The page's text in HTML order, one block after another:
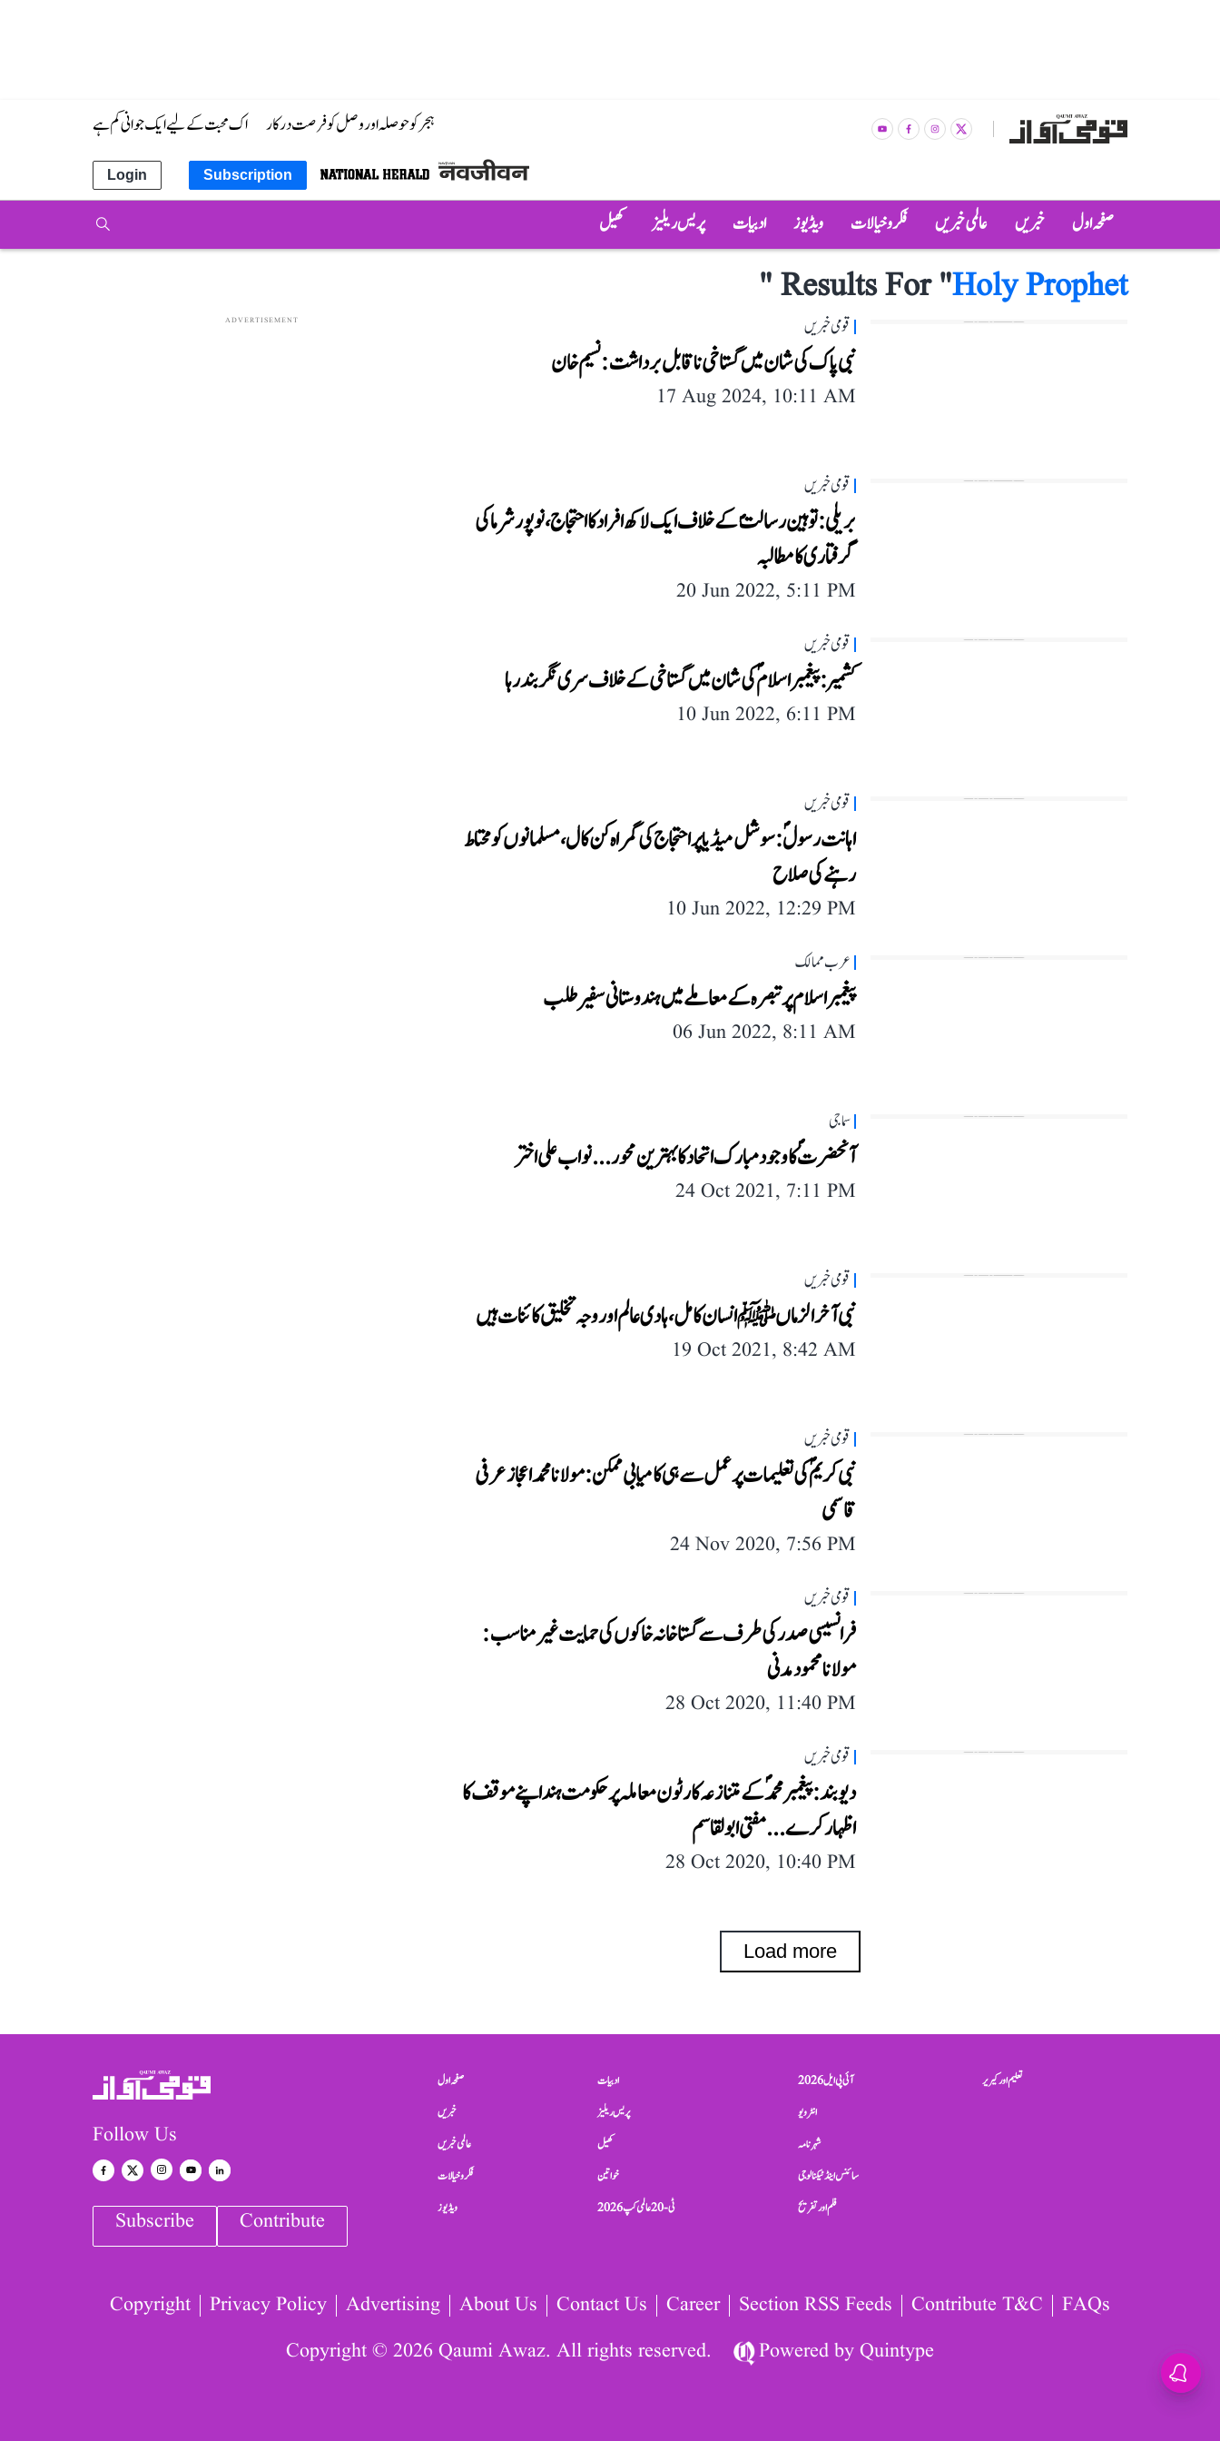
ہجر کو حوصلہ اور وصل کو فرصت درکار اک محبت کے لیے ایک جوانی کم ہے
Subscription
Login
صفحہ اول خبریں عالمی خبریں فکر و خیالات ویڈیوز ادبیات پریس ریلیز کھیل
Results For "Holy Prophet
"
قومی خبریں
نبی پاک کی شان میں گستاخی ناقابل برداشت: نسیم خان
17 Aug 2024, 10:11 AM
قومی خبریں
بریلی: توہین رسالتؐ کے خلاف ایک لاکھ افراد کا احتجاج، نوپور شرما کی
گرفتاری کا مطالبہ
20 Jun 2022, 5:11 PM
قومی خبریں
کشمیر: پیغمبر اسلامؐ کی شان میں گستاخی کے خلاف سری نگر بند رہا
10 Jun 2022, 6:11 PM
قومی خبریں
اہانت رسولؐ: سوشل میڈیا پر احتجاج کی گمراہ کن کال، مسلمانوں کو محتاط
رہنے کی صلاح
10 Jun 2022, 12:29 PM
عرب ممالک
پیغمبر اسلام پرتبصرہ کے معاملے میں ہندوستانی سفیرطلب
06 Jun 2022, 8:11 AM
سماجی
آنحضرتؐ کا وجود مبارک اتحاد کا بہترین محور... نواب علی اختر
24 Oct 2021, 7:11 PM
قومی خبریں
نبی آخر الزماں ﷺ انسان کامل، ہادی عالم اور وجہ تخلیق کائنات ہیں
19 Oct 2021, 8:42 AM
قومی خبریں
نبی کریمؐ کی تعلیمات پر عمل سے ہی کامیابی ممکن: مولانا محمد اعجاز عرفی
قاسمی
24 Nov 2020, 7:56 PM
قومی خبریں
فرانسیسی صدر کی طرف سے گستاخانہ خاکوں کی حمایت غیر مناسب:
مولانا محمود مدنی
28 Oct 2020, 11:40 PM
قومی خبریں
دیوبند: پیغمبر محمدؐ کے متنازعہ کارٹون معاملہ پر حکومت ہند اپنے موقف کا
اظہار کرے... مفتی ابولقاسم
28 Oct 2020, 10:40 PM
Load more
ADVERTISEMENT
Follow Us
Subscribe Contribute
صفحہ اول
خبریں
عالمی خبریں
فکر و خیالات
ویڈیوز
ادبیات
پریس ریلیز
کھیل
خواتین
ٹی-20 عالمی کپ 2026
آئی پی ایل 2026
انٹرویو
شہرنامہ
سائنس اینڈ ٹیکنالوجی
فلم اور تفریح
تعلیم اور کیریر
Copyright Privacy Policy Advertising About Us Contact Us Career Section RSS Feeds Contribute T&C
FAQs
Copyright © 2026 Qaumi Awaz. All rights reserved.
Powered byQuintype